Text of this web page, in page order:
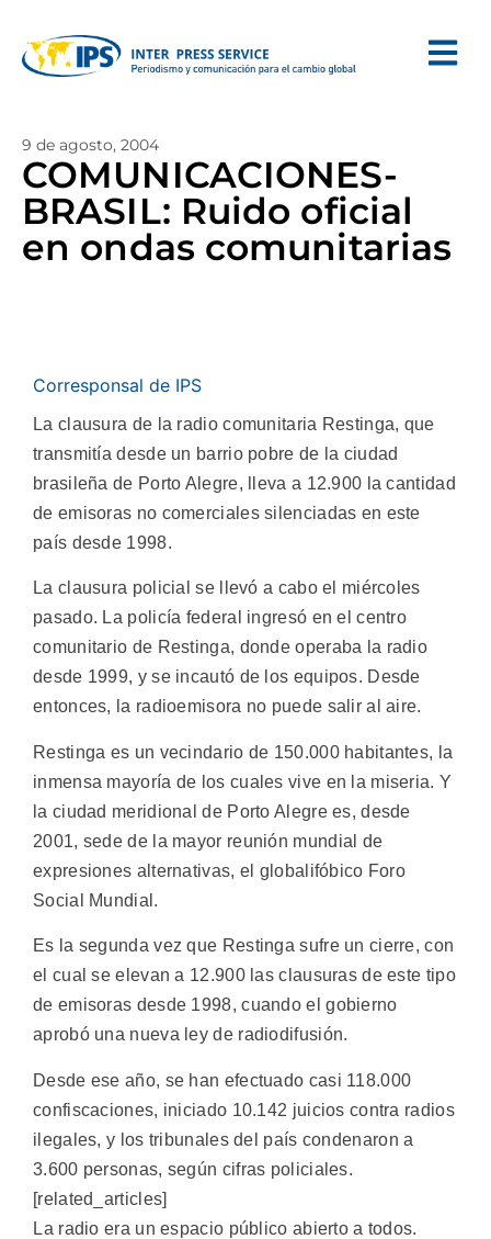
9 de agosto, 2004
COMUNICACIONES-
BRASIL: Ruido oficial
en ondas comunitarias
Corresponsal de IPS
La clausura de la radio comunitaria Restinga, que
transmitía desde un barrio pobre de la ciudad
brasileña de Porto Alegre, lleva a 12.900 la cantidad
de emisoras no comerciales silenciadas en este
país desde 1998.
La clausura policial se llevó a cabo el miércoles
pasado. La policía federal ingresó en el centro
comunitario de Restinga, donde operaba la radio
desde 1999, y se incautó de los equipos. Desde
entonces, la radioemisora no puede salir al aire.
Restinga es un vecindario de 150.000 habitantes, la
inmensa mayoría de los cuales vive en la miseria. Y
la ciudad meridional de Porto Alegre es, desde
2001, sede de la mayor reunión mundial de
expresiones alternativas, el globalifóbico Foro
Social Mundial.
Es la segunda vez que Restinga sufre un cierre, con
el cual se elevan a 12.900 las clausuras de este tipo
de emisoras desde 1998, cuando el gobierno
aprobó una nueva ley de radiodifusión.
Desde ese año, se han efectuado casi 118.000
confiscaciones, iniciado 10.142 juicios contra radios
ilegales, y los tribunales del país condenaron a
3.600 personas, según cifras policiales.
[related_articles]
La radio era un espacio público abierto a todos.